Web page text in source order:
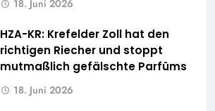
18. Juni 2026
HZA-KR: Krefelder Zoll hat den
richtigen Riecher und stoppt
mutmaßlich gefälschte Parfüms
18. Juni 2026